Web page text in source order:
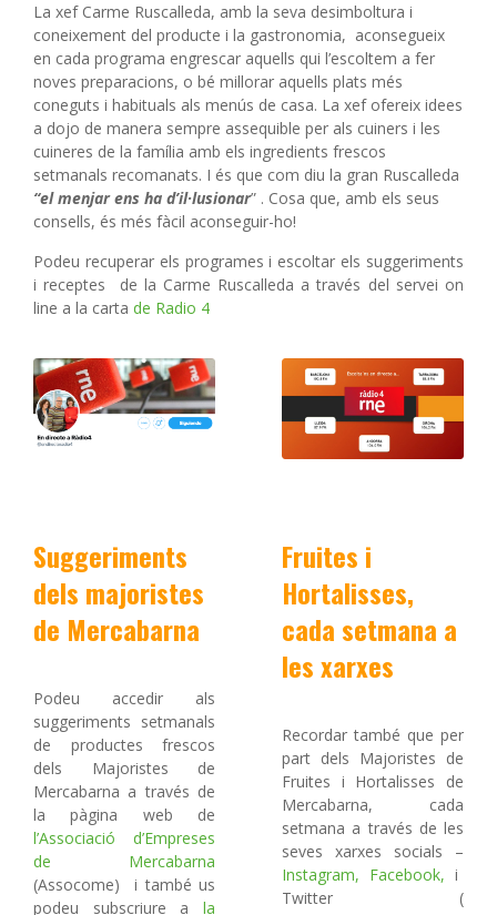
La xef Carme Ruscalleda, amb la seva desimboltura i
coneixement del producte i la gastronomia, aconsegueix
en cada programa engrescar aquells qui l’escoltem a fer
noves preparacions, o bé millorar aquells plats més
coneguts i habituals als menús de casa. La xef ofereix idees
a dojo de manera sempre assequible per als cuiners i les
cuineres de la família amb els ingredients frescos
setmanals recomanats. I és que com diu la gran Ruscalleda
“el menjar ens ha d’il·lusionar” . Cosa que, amb els seus
consells, és més fàcil aconseguir-ho!
Podeu recuperar els programes i escoltar els suggeriments
i receptes de la Carme Ruscalleda a través del servei on
line a la carta de Radio 4
Suggeriments
dels majoristes
de Mercabarna
Podeu accedir als
suggeriments setmanals
de productes frescos
dels Majoristes de
Mercabarna a través de
la pàgina web de
l’Associació d’Empreses
de Mercabarna
(Assocome) i també us
podeu subscriure a la
Fruites i
Hortalisses,
cada setmana a
les xarxes
Recordar també que per
part dels Majoristes de
Fruites i Hortalisses de
Mercabarna, cada
setmana a través de les
seves xarxes socials –
Instagram, Facebook, i
Twitter (